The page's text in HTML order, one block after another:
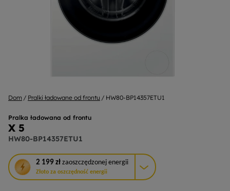
Dom Pralki ładowane od frontu HW80-BP14357ETU1
Pralka ładowana od frontu
X 5
HW80-BP14357ETU1
2 199 zł zaoszczędzonej energii
Złoto za oszczędność energii
To
działanie
otworzy